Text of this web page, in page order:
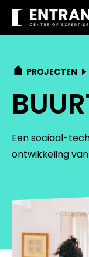
PROJECTEN
Een sociaal-
ontwikkeling